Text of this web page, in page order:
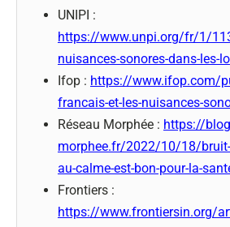
UNIPI :
https://www.unpi.org/fr/1/
nuisances-sonores-dans-les-
Ifop : https://www.ifop.com/
francais-et-les-nuisances-
Réseau Morphée : https://
morphee.fr/2022/10/18/
au-calme-est-bon-pour-la-
Frontiers :
https://www.frontiersin.org/